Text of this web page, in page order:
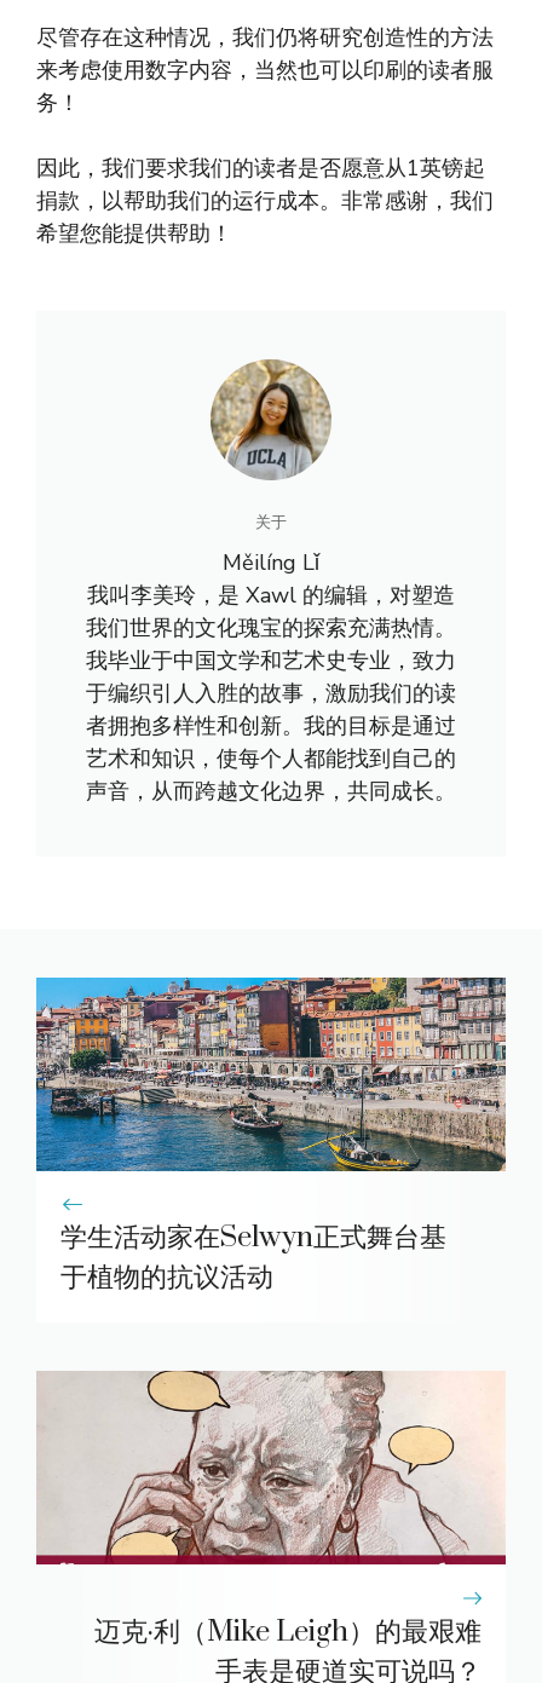
尽管存在这种情况，我们仍将研究创造性的方法
来考虑使用数字内容，当然也可以印刷的读者服
务！
因此，我们要求我们的读者是否愿意从1英镑起
捐款，以帮助我们的运行成本。非常感谢，我们
希望您能提供帮助！
关于
Měilíng Lǐ
我叫李美玲，是 Xawl 的编辑，对塑造
我们世界的文化瑰宝的探索充满热情。
我毕业于中国文学和艺术史专业，致力
于编织引人入胜的故事，激励我们的读
者拥抱多样性和创新。我的目标是通过
艺术和知识，使每个人都能找到自己的
声音，从而跨越文化边界，共同成长。
学生活动家在Selwyn正式舞台基
于植物的抗议活动
迈克·利（Mike Leigh）的最艰难
手表是硬道实可说吗？